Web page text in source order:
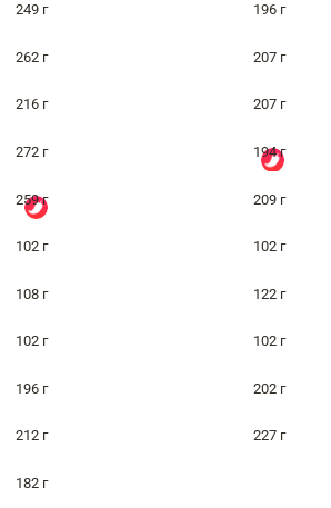
249 г 196 г
262 г 207 г
216 г 207 г
272 г 194 г
259 г 209 г
102 г 102 г
108 г 122 г
102 г 102 г
196 г 202 г
212 г 227 г
182 г